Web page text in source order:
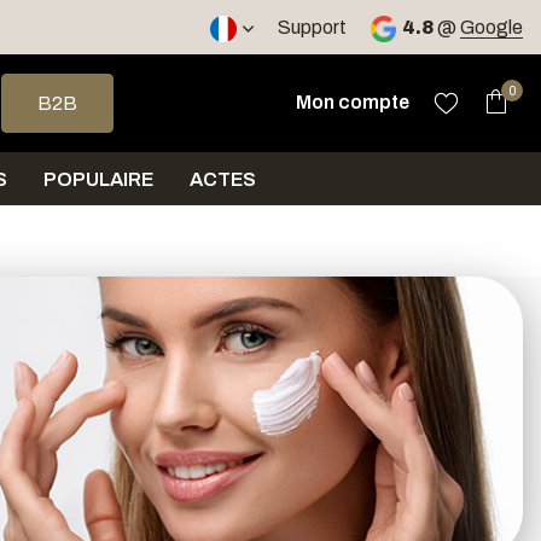
Support 4.8@ Google
et bas pour sélectionner le résultat disponible. Appuyez
B2B
Mon compte
0
POPULAIRE ACTES